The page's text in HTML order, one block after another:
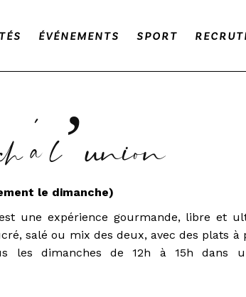
ÉVÉNEMENTS SPORT
à l’union
le dimanche)
une expérience gourmande, libre et
salé ou mix des deux, avec des plats
les dimanches de 12h à 15h dans